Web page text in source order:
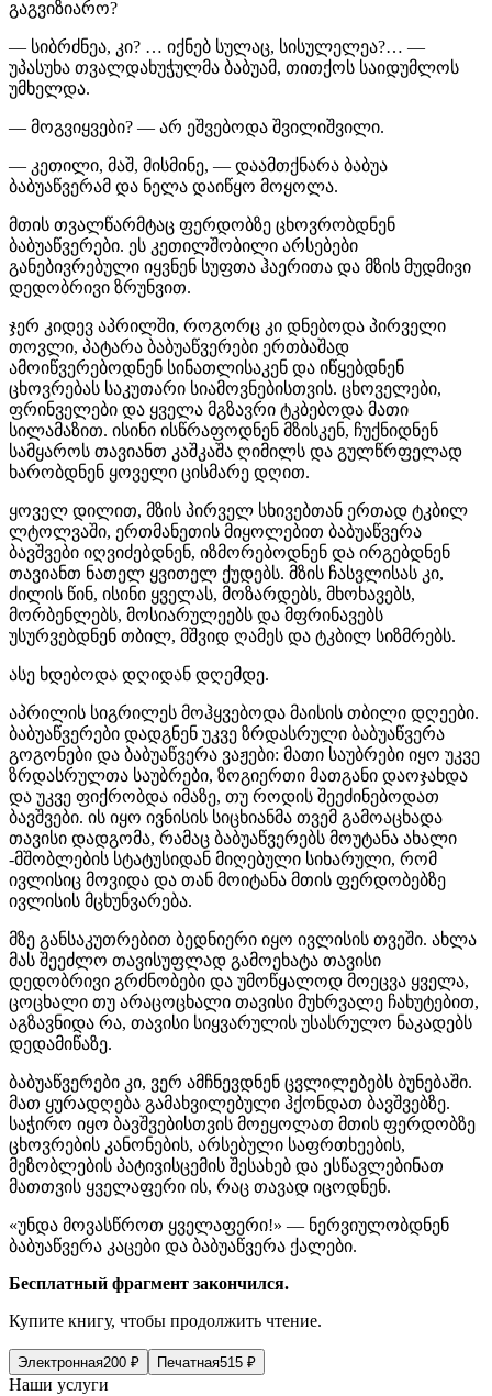
გაგვიზიარო?
— სიბრძნეა, კი? … იქნებ სულაც, სისულელეა?… —
უპასუხა თვალდახუჭულმა ბაბუამ, თითქოს საიდუმლოს
უმხელდა.
— მოგვიყვები? — არ ეშვებოდა შვილიშვილი.
— კეთილი, მაშ, მისმინე, — დაამთქნარა ბაბუა
ბაბუაწვერამ და ნელა დაიწყო მოყოლა.
მთის თვალწარმტაც ფერდობზე ცხოვრობდნენ
ბაბუაწვერები. ეს კეთილშობილი არსებები
განებივრებული იყვნენ სუფთა ჰაერითა და მზის მუდმივი
დედობრივი ზრუნვით.
ჯერ კიდევ აპრილში, როგორც კი დნებოდა პირველი
თოვლი, პატარა ბაბუაწვერები ერთბაშად
ამოიწვერებოდნენ სინათლისაკენ და იწყებდნენ
ცხოვრებას საკუთარი სიამოვნებისთვის. ცხოველები,
ფრინველები და ყველა მგზავრი ტკბებოდა მათი
სილამაზით. ისინი ისწრაფოდნენ მზისკენ, ჩუქნიდნენ
სამყაროს თავიანთ კაშკაშა ღიმილს და გულწრფელად
ხარობდნენ ყოველი ცისმარე დღით.
ყოველ დილით, მზის პირველ სხივებთან ერთად ტკბილ
ლტოლვაში, ერთმანეთის მიყოლებით ბაბუაწვერა
ბავშვები იღვიძებდნენ, იზმორებოდნენ და ირგებდნენ
თავიანთ ნათელ ყვითელ ქუდებს. მზის ჩასვლისას კი,
ძილის წინ, ისინი ყველას, მოზარდებს, მხოხავებს,
მორბენლებს, მოსიარულეებს და მფრინავებს
უსურვებდნენ თბილ, მშვიდ ღამეს და ტკბილ სიზმრებს.
ასე ხდებოდა დღიდან დღემდე.
აპრილის სიგრილეს მოჰყვებოდა მაისის თბილი დღეები.
ბაბუაწვერები დადგნენ უკვე ზრდასრული ბაბუაწვერა
გოგონები და ბაბუაწვერა ვაჟები: მათი საუბრები იყო უკვე
ზრდასრულთა საუბრები, ზოგიერთი მათგანი დაოჯახდა
და უკვე ფიქრობდა იმაზე, თუ როდის შეეძინებოდათ
ბავშვები. ის იყო ივნისის სიცხიანმა თვემ გამოაცხადა
თავისი დადგომა, რამაც ბაბუაწვერებს მოუტანა ახალი
-მშობლების სტატუსიდან მიღებული სიხარული, რომ
ივლისიც მოვიდა და თან მოიტანა მთის ფერდობებზე
ივლისის მცხუნვარება.
მზე განსაკუთრებით ბედნიერი იყო ივლისის თვეში. ახლა
მას შეეძლო თავისუფლად გამოეხატა თავისი
დედობრივი გრძნობები და უმოწყალოდ მოეცვა ყველა,
ცოცხალი თუ არაცოცხალი თავისი მუხრვალე ჩახუტებით,
აგზავნიდა რა, თავისი სიყვარულის უსასრულო ნაკადებს
დედამიწაზე.
ბაბუაწვერები კი, ვერ ამჩნევდნენ ცვლილებებს ბუნებაში.
მათ ყურადღება გამახვილებული ჰქონდათ ბავშვებზე.
საჭირო იყო ბავშვებისთვის მოეყოლათ მთის ფერდობზე
ცხოვრების კანონების, არსებული საფრთხეების,
მეზობლების პატივისცემის შესახებ და ესწავლებინათ
მათთვის ყველაფერი ის, რაც თავად იცოდნენ.
«უნდა მოვასწროთ ყველაფერი!» — ნერვიულობდნენ
ბაბუაწვერა კაცები და ბაბუაწვერა ქალები.
Бесплатный фрагмент закончился.
Купите книгу, чтобы продолжить чтение.
Электронная200 ₽ Печатная515 ₽
Наши услуги